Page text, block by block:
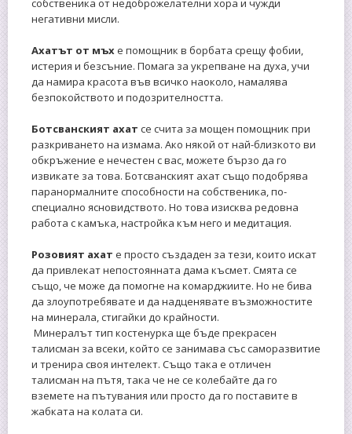
негативни мисли.
Ахатът от мъх е помощник в борбата срещу фобии,
истерия и безсъние. Помага за укрепване на духа, учи
да намира красота във всичко наоколо, намалява
безпокойството и подозрителността.
Ботсванският ахат се счита за мощен помощник при
разкриването на измама. Ако някой от най-близкото ви
обкръжение е нечестен с вас, можете бързо да го
извикате за това. Ботсванският ахат също подобрява
паранормалните способности на собственика, по-
специално ясновидството. Но това изисква редовна
работа с камъка, настройка към него и медитация.
Розовият ахат е просто създаден за тези, които искат
да привлекат непостоянната дама късмет. Смята се
също, че може да помогне на комарджиите. Но не бива
да злоупотребявате и да надценявате възможностите
на минерала, стигайки до крайности.
Минералът тип костенурка ще бъде прекрасен
талисман за всеки, който се занимава със саморазвитие
и тренира своя интелект. Също така е отличен
талисман на пътя, така че не се колебайте да го
вземете на пътувания или просто да го поставите в
жабката на колата си.